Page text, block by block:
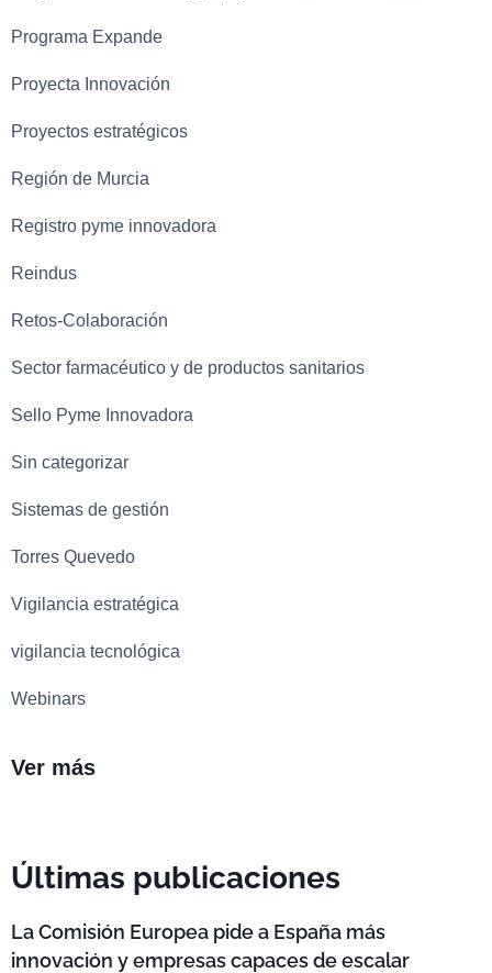
Programa Expande
Proyecta Innovación
Proyectos estratégicos
Región de Murcia
Registro pyme innovadora
Reindus
Retos-Colaboración
Sector farmacéutico y de productos sanitarios
Sello Pyme Innovadora
Sin categorizar
Sistemas de gestión
Torres Quevedo
Vigilancia estratégica
vigilancia tecnológica
Webinars
Ver más
Últimas publicaciones
La Comisión Europea pide a España más
innovación y empresas capaces de escalar